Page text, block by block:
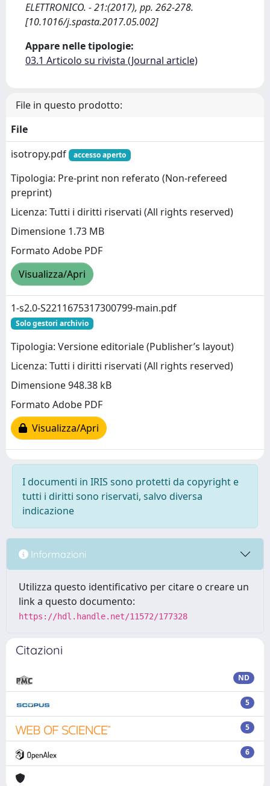
ELETTRONICO. - 21:(2017), pp. 262-278.
[10.1016/j.spasta.2017.05.002]
Appare nelle tipologie:
03.1 Articolo su rivista (Journal article)
File in questo prodotto:
File
isotropy.pdf
accesso aperto
Tipologia: Pre-print non referato (Non-refereed
preprint)
Licenza: Tutti i diritti riservati (All rights reserved)
Dimensione 1.73 MB
Formato Adobe PDF
Visualizza/Apri
1-s2.0-S2211675317300799-main.pdf
Solo gestori archivio
Tipologia: Versione editoriale (Publisher’s layout)
Licenza: Tutti i diritti riservati (All rights reserved)
Dimensione 948.38 kB
Formato Adobe PDF
Visualizza/Apri
I documenti in IRIS sono protetti da copyright e
tutti i diritti sono riservati, salvo diversa
indicazione
Informazioni
Utilizza questo identificativo per citare o creare un
link a questo documento:
https://hdl.handle.net/11572/177328
Citazioni
ND
5
5
6